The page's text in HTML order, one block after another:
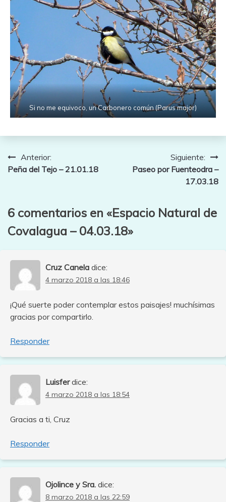
Si no me equivoco, un Carbonero común (Parus major)
Navegación
Anterior:
Peña del Tejo – 21.01.18
Siguiente:
Paseo por Fuenteodra –
17.03.18
6 comentarios en «Espacio Natural de
Covalagua – 04.03.18»
Cruz Canela dice:
4 marzo 2018 a las 18:46
¡Qué suerte poder contemplar estos paisajes! muchísimas
gracias por compartirlo.
Responder
Luisfer dice:
4 marzo 2018 a las 18:54
Gracias a ti, Cruz
Responder
Ojolince y Sra. dice:
8 marzo 2018 a las 22:59